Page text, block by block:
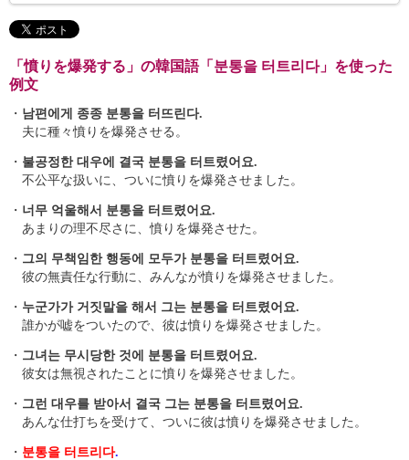
「憤りを爆発する」の韓国語「분통을 터트리다」を使った
例文
・ 남편에게 종종 분통을 터뜨린다.
夫に種々憤りを爆発させる。
・ 불공정한 대우에 결국 분통을 터트렸어요.
不公平な扱いに、ついに憤りを爆発させました。
・ 너무 억울해서 분통을 터트렸어요.
あまりの理不尽さに、憤りを爆発させた。
・ 그의 무책임한 행동에 모두가 분통을 터트렸어요.
彼の無責任な行動に、みんなが憤りを爆発させました。
・ 누군가가 거짓말을 해서 그는 분통을 터트렸어요.
誰かが嘘をついたので、彼は憤りを爆発させました。
・ 그녀는 무시당한 것에 분통을 터트렸어요.
彼女は無視されたことに憤りを爆発させました。
・ 그런 대우를 받아서 결국 그는 분통을 터트렸어요.
あんな仕打ちを受けて、ついに彼は憤りを爆発させました。
・ 분통을 터트리다.